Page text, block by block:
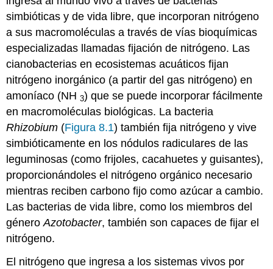
simbióticas y de vida libre, que incorporan nitrógeno
a sus macromoléculas a través de vías bioquímicas
especializadas llamadas fijación de nitrógeno. Las
cianobacterias en ecosistemas acuáticos fijan
nitrógeno inorgánico (a partir del gas nitrógeno) en
amoníaco (NH3) que se puede incorporar fácilmente
en macromoléculas biológicas. La bacteria
Rhizobium (Figura 8.1) también fija nitrógeno y vive
simbióticamente en los nódulos radiculares de las
leguminosas (como frijoles, cacahuetes y guisantes),
proporcionándoles el nitrógeno orgánico necesario
mientras reciben carbono fijo como azúcar a cambio.
Las bacterias de vida libre, como los miembros del
géneroAzotobacter, también son capaces de fijar el
nitrógeno.
El nitrógeno que ingresa a los sistemas vivos por